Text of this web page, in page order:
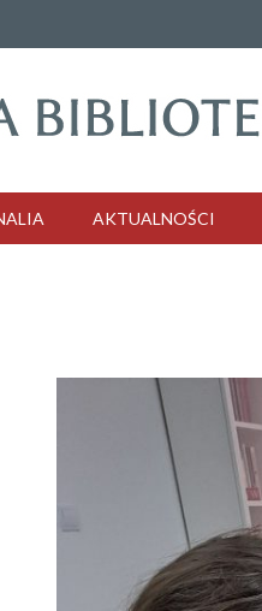
AKTUALNOŚCI